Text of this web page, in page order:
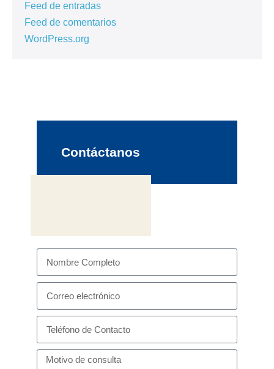
Feed de entradas
Feed de comentarios
WordPress.org
Contáctanos